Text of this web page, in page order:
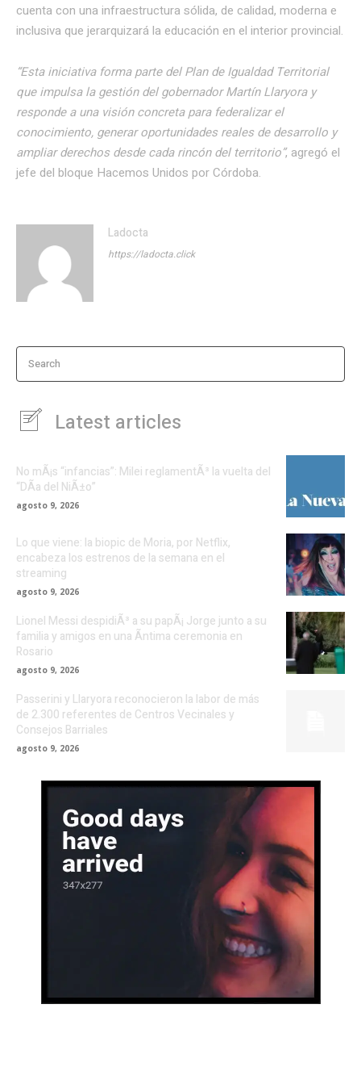
cuenta con una infraestructura sólida, de calidad, moderna e
inclusiva que jerarquizará la educación en el interior provincial.
“Esta iniciativa forma parte del Plan de Igualdad Territorial
que impulsa la gestión del gobernador Martín Llaryora y
responde a una visión concreta para federalizar el
conocimiento, generar oportunidades reales de desarrollo y
ampliar derechos desde cada rincón del territorio”, agregó el
jefe del bloque Hacemos Unidos por Córdoba.
Ladocta
https://ladocta.click
Search
Latest articles
No mÃ¡s “infancias”: Milei reglamentÃ³ la vuelta del
“DÃ­a del NiÃ±o”
agosto 9, 2026
Lo que viene: la biopic de Moria, por Netflix,
encabeza los estrenos de la semana en el
streaming
agosto 9, 2026
Lionel Messi despidiÃ³ a su papÃ¡ Jorge junto a su
familia y amigos en una Ã­ntima ceremonia en
Rosario
agosto 9, 2026
Passerini y Llaryora reconocieron la labor de más
de 2.300 referentes de Centros Vecinales y
Consejos Barriales
agosto 9, 2026